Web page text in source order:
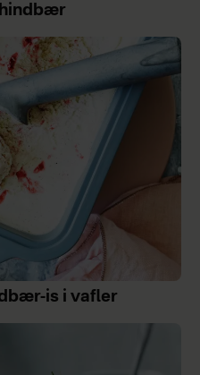
hindbær
is i vafler